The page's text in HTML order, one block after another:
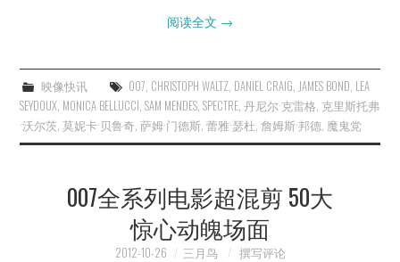
阅读全文 →
映像快讯 007, CHRISTOPH WALTZ, DANIEL CRAIG, JAMES BOND, LEA
SEYDOUX, MONICA BELLUCCI,SAM MENDES,SPECTRE,丹尼尔·克雷格, 克里斯托弗
·沃尔茨,莫妮卡·贝鲁奇,萨姆·门德斯,蕾雅·瑟杜,詹姆斯·邦德, 魔鬼党
007全系列电影超混剪 50大
惊心动魄场面
2012-10-26 三月鸟 撰写评论